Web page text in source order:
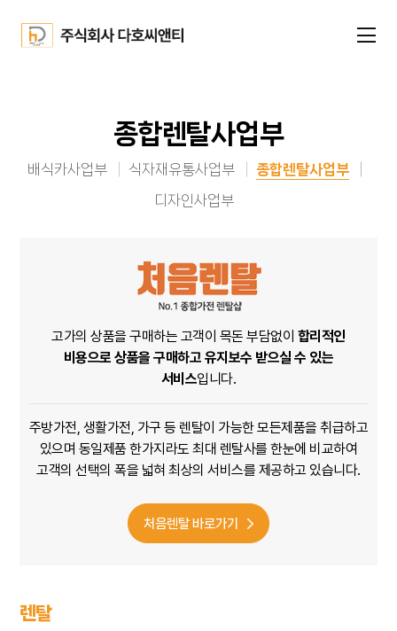
종합렌탈사업부
배식카사업부 식자재유통사업부
종합렌탈사업부
디자인사업부
고가의 상품을 구매하는 고객이 목돈 부담없이 합리적인
비용으로상품을 구매하고 유지보수 받으실 수 있는
서비스입니다.
주방가전, 생활가전, 가구 등 렌탈이 가능한 모든제품을 취급하고
있으며 동일제품 한가지라도최대 렌탈사를 한눈에 비교하여
고객의 선택의 폭을 넓혀 최상의 서비스를 제공하고 있습니다.
처음렌탈 바로가기
렌탈